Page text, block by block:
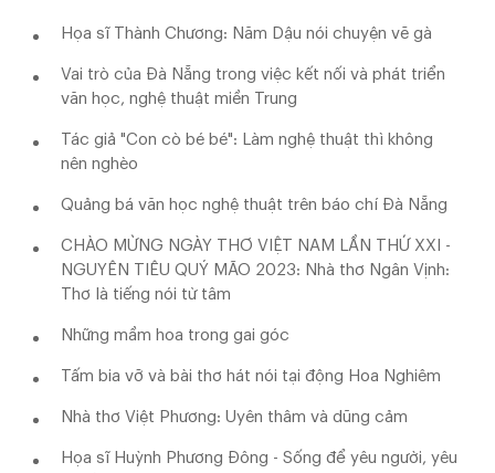
Họa sĩ Thành Chương: Năm Dậu nói chuyện vẽ gà
Vai trò của Đà Nẵng trong việc kết nối và phát triển
văn học, nghệ thuật miền Trung
Tác giả "Con cò bé bé": Làm nghệ thuật thì không
nên nghèo
Quảng bá văn học nghệ thuật trên báo chí Đà Nẵng
CHÀO MỪNG NGÀY THƠ VIỆT NAM LẦN THỨ XXI -
NGUYÊN TIÊU QUÝ MÃO 2023: Nhà thơ Ngân Vịnh:
Thơ là tiếng nói từ tâm
Những mầm hoa trong gai góc
Tấm bia vỡ và bài thơ hát nói tại động Hoa Nghiêm
Nhà thơ Việt Phương: Uyên thâm và dũng cảm
Họa sĩ Huỳnh Phương Đông - Sống để yêu người, yêu